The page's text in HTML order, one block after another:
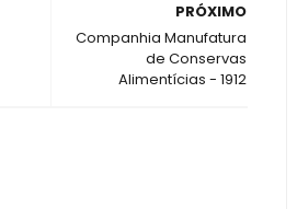
PRÓXIMO
Companhia Manufatura
de Conservas
Alimentícias - 1912